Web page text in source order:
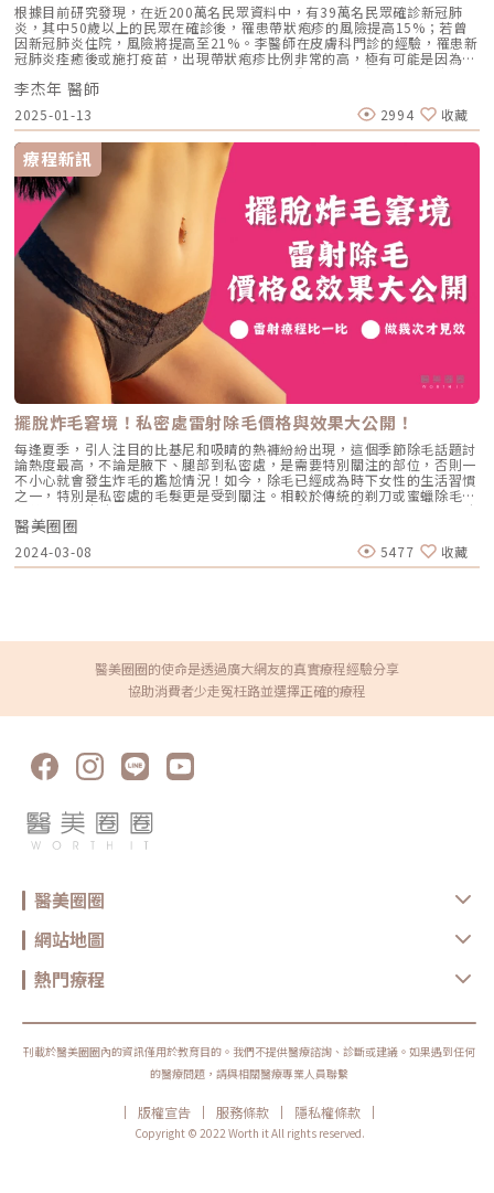
根據目前研究發現，在近200萬名民眾資料中，有39萬名民眾確診新冠肺
炎，其中50歲以上的民眾在確診後，罹患帶狀疱疹的風險提高15%；若曾
因新冠肺炎住院，風險將提高至21%。李醫師在皮膚科門診的經驗，罹患新
冠肺炎痊癒後或施打疫苗，出現帶狀疱疹比例非常的高，極有可能是因為新
冠病毒與新冠疫苗過於強大，免疫系統需要出動大量免疫細胞協助製造對付
新冠病毒的抗體，導致全身整體免疫力下降，因此讓伺機而動的帶狀疱疹病
毒，找到機會突破防線。（圖／杰膚美診所-李杰年醫師提供）究竟每個人
終其一生有三分之一機率得到的帶狀疱疹是什麼?它有什麼症狀?又有什麼可
怕的併發症? 今天就來跟大家說明。什麼是帶狀皰疹(皮蛇)?帶狀皰疹
（Herpes zoster）俗稱皮蛇(shingles)，是由水痘病毒（Varicella zoster
virus）引發的疾病，小水痘病毒首次進入身體後，會先在淋巴結複製，接
著進入肝臟、脾臟，再侵犯到全身。皮膚水泡與紅疹，通常從頭、頸部開始
出現，再蔓延到軀幹。康復之後，水痘病毒會跑進脊椎的「背根神經節」永
久潛伏，所以沒長過水痘的人，不會感染帶狀皰疹。一旦秋冬氣溫下降，或
是身體免疫力降低，像是：心理壓力大、受重大外傷、發燒免疫力低下
（如：血癌、淋巴癌等癌症、器官移植患者）使用影響免疫力的藥物（如：
癌症化療、放射線治療、類固醇、免疫抑制劑等）病毒就會再活化，成為帶
狀皰疹。帶狀皰疹(皮蛇)症狀有哪些？帶狀皰疹初期症狀不明顯，所以常常
有患者誤以為是肌肉、神經或腹部疼痛到其他科別就診，初期最常見的是身
體或臉部單側的症狀有：紅腫、痠麻、發癢，2-4天才會出現皮膚紅疹，接
下來會進展成水泡、再進展為膿泡，中期則會有類似燒燙傷的脫皮，最後慢
慢變乾、結痂癒合。不過最讓人困擾的，還是帶狀皰疹留下的併發症:1. 神
經痛這是最常見，因為病毒初期破壞神經，而神經的修復比其他組織要來得
慢，若疼痛持續超過 4 個月，則稱為帶狀皰疹後神經痛(post-herpetic
neuralgia，PHN)，機率隨著年紀和初期症狀的嚴重度不同，疼痛的時間可
能長達好幾個月，嚴重的人甚至會長達數年。2. 繼發性細菌感染傷口照護不
佳，或者是免疫力較低的年長者，容易導致蜂窩性組織炎。3. 眼部併發症在
鼻尖、眼睛附近病毒可能蔓延至眼睛影響到三叉神經的眼支（ CNV1 ）引起
一連串眼睛疾患，如：結膜炎，角膜炎及葡萄膜（虹膜）炎等續發性細菌感
染，最嚴重可能導致青光眼及失明，所以若是侵犯到這周圍的帶狀皰疹，應
盡速尋求眼科醫師評估。4. 排泄功能障礙長在生殖器附近的帶狀皰疹擔心影
響薦神經叢（S2 ），可能引發膀胱無力、解不小便出來，有時伴隨便秘。
（圖／杰膚美診所-李杰年醫師提供）帶狀皰疹如何治療?在治療前，李醫師
這裡首先要釐清”還有病毒活躍”、”有皮膚未癒合傷口”以及 ”患部疼
痛難耐”這三個不同的概念，因為每個人的症狀跟病程都不同，治療方式也
會有所不同。病毒活躍:一般免疫力不要太差的成人，通常三到五天就能重
新建立對於病毒的壓制能力，這也就是為何口服或抗病毒藥物都建議在三到
必要性。《點擊看完整文章介紹》文章轉載自「杰膚美診所-李杰年醫師專
李杰年 醫師
2025-01-13 2994 收藏
療程新訊
擺脫炸毛窘境！私密處雷射除毛價格與效果大公開！
每逢夏季，引人注目的比基尼和吸睛的熱褲紛紛出現，這個季節除毛話題討
論熱度最高，不論是腋下、腿部到私密處，是需要特別關注的部位，否則一
不小心就會發生炸毛的尷尬情況！如今，除毛已經成為時下女性的生活習慣
之一，特別是私密處的毛髮更是受到關注。相較於傳統的剃刀或蜜蠟除毛，
醫美「私密處除毛」的方式，不但讓痛感減緩許多，更重要的是能夠長效除
去毛髮，因此成為現代女性的首選！但市面上除毛儀器眾多，究竟私密處除
毛方法有哪些呢？市面上雷射除毛比較、價格小編一次全公開！私密處除毛
的方式有哪些選擇？去除毛髮的方法有4種，比如最常見的蜜蠟、拔毛或者
用刮刀等。然而，使用這些方法後，可能會在1到2天後看到黑頭冒出來，而
熱傳導對毛囊造成損害 雷射能量破壞毛囊 疼痛感 高 低 極低 低 除毛效果
毛雷射療程比一比市面上的除毛機眾多到讓人眼花撩亂，但究竟哪一種適合
私密處除毛呢？以下各項私密處除毛雷射比較，建議在接受任何療程前，請
層毛髮同時破壞 透過不同高能量光束，傳達到毛囊，並破壞毛囊生長 透過
光能產生熱能，讓生長期的毛囊達到壞死 採用真空探頭技術，接近雷射能
量，直接破壞毛囊 疼痛感 低 高 中 極低 除毛效果 ★★★ ★★★★ ★★
供選擇 細毛改善效果好 - 兼具美白效果 療程時間短 - - - - 缺點 價格中等 不
適合暗沉肌膚 需較多次療程 價格較高 大範圍改善需花費較多時間 有反黑風
險 處理細毛需較多次療程 私密處雷射除毛作用原理透過雷射能量傳導至毛
囊，毛囊裡有黑色素的地方會吸取能量，然後把它轉化成熱能，就會破壞毛
體的毛髮生長大致可分為3個階段，分別是生長期、退化期和休止期。只有
處於生長期的毛髮才會有足夠的黑色素吸收光能。這就是為什麼需要定期且
常根據使用的雷射儀器和療程部位不同，單次價格大約是3千到5千元左右。
如果每個月都定期做雷射除毛，大約8個月到1年時間就可以達到永久除毛的
效果。雷射除毛需做幾次才能見效？單次療程大約可以減少30到40%左右
的毛髮量，多次療程後會逐漸達到除毛效果。因為每個人的毛髮狀況都不
而定。一般來說，對於私密處雷射除毛，大約需要8到12次才能達到完全除
毛的效果。現今仍有許多女性選擇暫時性的除毛方法，像是用刮毛刀、蜜
蠟、拔毛鉗或是脫毛膏等。但是這些方法往往帶來了許多困擾，不僅體毛很
醫美圈圈
2024-03-08 5477 收藏
醫美圈圈的使命是透過廣大網友的真實療程經驗分享
協助消費者少走冤枉路並選擇正確的療程
醫美圈圈
網站地圖
熱門療程
刊載於醫美圈圈內的資訊僅用於教育目的。我們不提供醫療諮詢、診斷或建議。如果遇到任何
的醫療問題，請與相關醫療專業人員聯繫
| 版權宣告 | 服務條款 | 隱私權條款
|
Copyright © 2022 Worth it All rights reserved.